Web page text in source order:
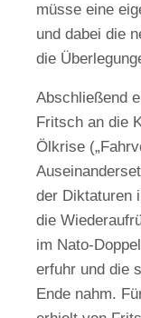
müsse eine
und dabei die
die
Abschließend
Fritsch an die
Ölkrise
der Diktaturen
die
im Nato-
erfuhr und die
Ende nahm.